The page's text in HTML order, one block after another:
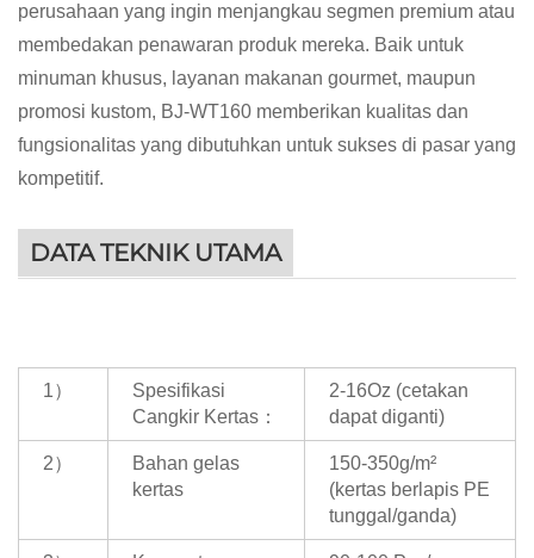
perusahaan yang ingin menjangkau segmen premium atau
membedakan penawaran produk mereka. Baik untuk
minuman khusus, layanan makanan gourmet, maupun
promosi kustom, BJ-WT160 memberikan kualitas dan
fungsionalitas yang dibutuhkan untuk sukses di pasar yang
kompetitif.
DATA TEKNIK UTAMA
1）
Spesifikasi
Cangkir Kertas：
2-16Oz (cetakan
dapat diganti)
2）
Bahan gelas
kertas
150-350g/m²
(kertas berlapis PE
tunggal/ganda)